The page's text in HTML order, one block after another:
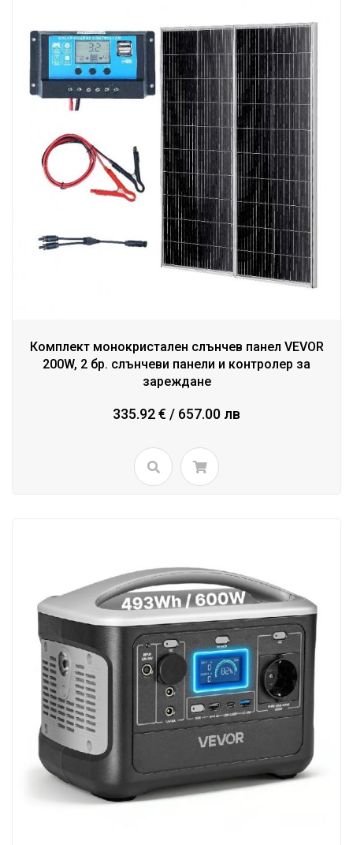
Комплект монокристален слънчев панел VEVOR
200W, 2 бр. слънчеви панели и контролер за
зареждане
335.92 € / 657.00 лв